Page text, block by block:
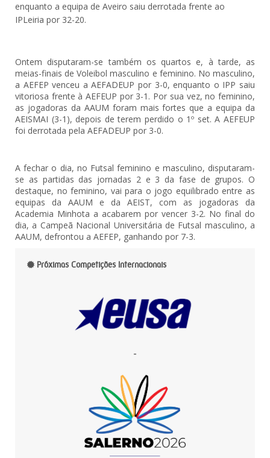
enquanto a equipa de Aveiro saiu derrotada frente ao
IPLeiria por 32-20.
Ontem disputaram-se também os quartos e, à tarde, as
meias-finais de Voleibol masculino e feminino. No masculino,
a AEFEP venceu a AEFADEUP por 3-0, enquanto o IPP saiu
vitoriosa frente à AEFEUP por 3-1. Por sua vez, no feminino,
as jogadoras da AAUM foram mais fortes que a equipa da
AEISMAI (3-1), depois de terem perdido o 1º set. A AEFEUP
foi derrotada pela AEFADEUP por 3-0.
A fechar o dia, no Futsal feminino e masculino, disputaram-
se as partidas das jornadas 2 e 3 da fase de grupos. O
destaque, no feminino, vai para o jogo equilibrado entre as
equipas da AAUM e da AEIST, com as jogadoras da
Academia Minhota a acabarem por vencer 3-2. No final do
dia, a Campeã Nacional Universitária de Futsal masculino, a
AAUM, defrontou a AEFEP, ganhando por 7-3.
Próximas Competições Internacionais
-